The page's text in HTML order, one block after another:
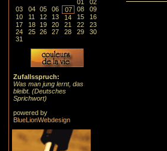
01
02
03
04 05 06 07 08
09
10
11 12 13 14 15
16
17
18 19 20 21 22
23
24
25 26 27 28 29
30
31
Zufallsspruch:
Was man jung lernt, das
bleibt. (Deutsches
Sprichwort)
powered by
BlueLionWebdesign